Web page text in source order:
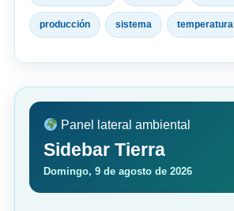
producción sistema temperatura
Panel lateral ambiental
Sidebar Tierra
Domingo, 9 de agosto de 2026